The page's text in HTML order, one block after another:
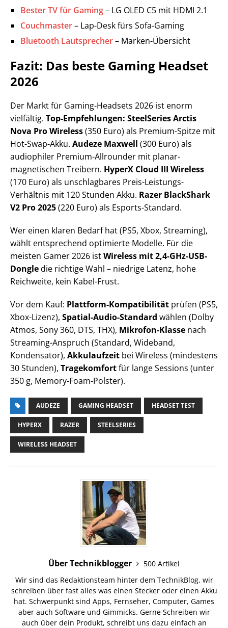
Bester TV für Gaming– LG OLED C5 mit HDMI 2.1
Couchmaster– Lap-Desk fürs Sofa-Gaming
Bluetooth Lautsprecher– Marken-Übersicht
Fazit: Das beste Gaming Headset
2026
Der Markt für Gaming-Headsets 2026 ist enorm
vielfältig. Top-Empfehlungen: SteelSeries Arctis
Nova Pro Wireless(350 Euro) als Premium-Spitze mit
Hot-Swap-Akku. Audeze Maxwell (300 Euro) als
audiophiler Premium-Allrounder mit planar-
magnetischen Treibern. HyperX Cloud III Wireless
(170 Euro) als unschlagbares Preis-Leistungs-
Verhältnis mit 120 Stunden Akku. Razer BlackShark
V2 Pro 2025(220 Euro) als Esports-Standard.
Wer einen klaren Bedarf hat (PS5, Xbox, Streaming),
wählt entsprechend optimierte Modelle. Für die
meisten Gamer 2026 istWireless mit 2,4-GHz-USB-
Dongledie richtige Wahl – niedrige Latenz, hohe
Reichweite, kein Kabel-Frust.
Vor dem Kauf: Plattform-Kompatibilität prüfen (PS5,
Xbox-Lizenz), Spatial-Audio-Standard wählen (Dolby
Atmos, Sony 360, DTS, THX), Mikrofon-Klasse nach
Streaming-Anspruch (Standard, Wideband,
Kondensator), Akkulaufzeit bei Wireless (mindestens
30 Stunden), Tragekomfortfür lange Sessions (unter
350 g, Memory-Foam-Polster).
AUDEZE GAMING HEADSET HEADSET TEST
HYPERX RAZER STEELSERIES
WIRELESS HEADSET
Über Technikblogger
500 Artikel
Wir sind das Redaktionsteam hinter dem TechnikBlog, wir
schreiben über fast alles was einen Stecker oder einen Akku
hat. Schwerpunkt sind Apps, Fernseher, Computer, Games
aber auch Software und Gimmicks. Gerne Schreiben wir
auch über dein Produkt, schreibt uns dazu einfach an